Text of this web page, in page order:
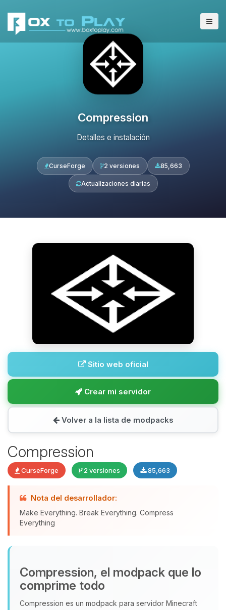
Compression
Detalles e instalación
CurseForge 2 versiones 85,663
Actualizaciones diarias
Sitio web oficial
Crear mi servidor
Volver a la lista de modpacks
Compression
CurseForge 2 versiones 85,663
Nota del desarrollador:
Make Everything. Break Everything. Compress
Everything
Compression, el modpack que lo
comprime todo
Compression es un modpack para servidor Minecraft
Yupi, por fin alguien con quien
hablar! Soy Choupy, tu pequeno